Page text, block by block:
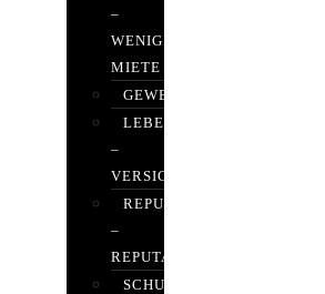
–
WENIGER
MIETE
GEWERBERECHT
LEBENSVERSICHERUNG
–
VERSICHERUNGSRECHT
REPUTATIONSRECHT
–
REPUTATIONSMANAGEMENT
SCHUFARECHT